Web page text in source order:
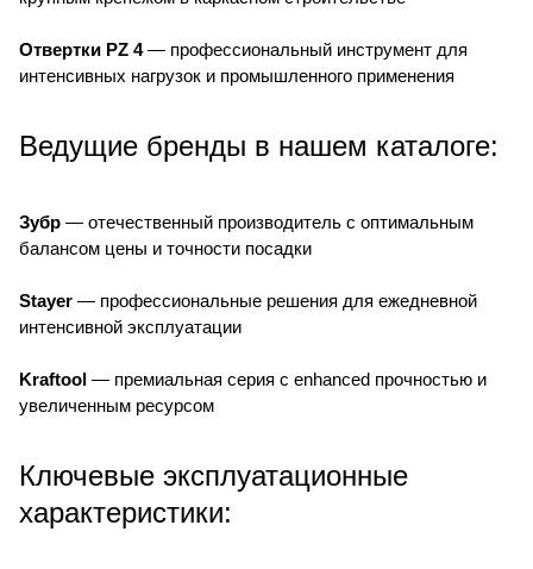
Отвертки PZ 4— профессиональный инструмент для
интенсивных нагрузок и промышленного применения
Ведущие бренды в нашем каталоге:
Зубр — отечественный производитель с оптимальным
балансом цены и точности посадки
Stayer — профессиональные решения для ежедневной
интенсивной эксплуатации
Kraftool — премиальная серия с enhanced прочностью и
увеличенным ресурсом
Ключевые эксплуатационные
характеристики: